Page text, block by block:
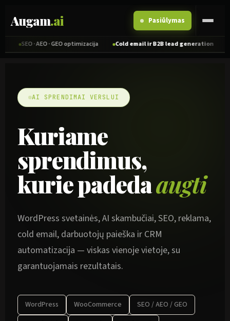
Augam.ai Pasiūlymas
· AEO · GEO optimizacija Cold email ir B2B lead generation AI
AI SPRENDIMAI VERSLUI
Kuriame
sprendimus,
kurie padedaaugti
WordPress svetainės, AI skambučiai, SEO, reklama,
cold email, darbuotojų paieška ir CRM
automatizacija — viskas vienoje vietoje, su
garantuojamais rezultatais.
WordPress WooCommerce
SEO / AEO / GEO